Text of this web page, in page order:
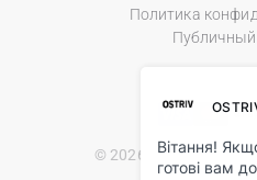
Политика
Публичный
© 2026 Ostriv.ua